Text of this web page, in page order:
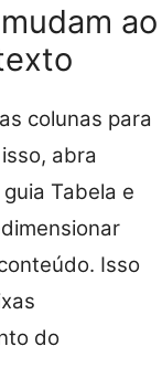
ao
colunas para
abra
Tabela e
Isso
do